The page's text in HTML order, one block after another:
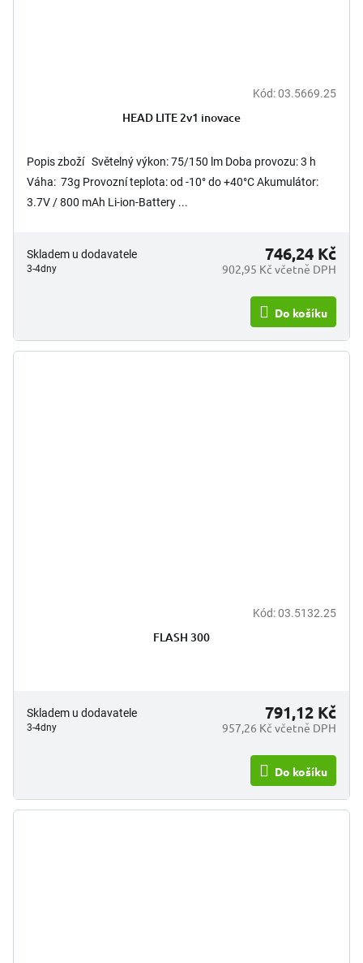
Kód:03.5669.25
HEAD LITE 2v1 inovace
Popis zboží Světelný výkon: 75/150 lm Doba provozu: 3 h
Váha: 73g Provozní teplota: od -10° do +40°C Akumulátor:
3.7V / 800 mAh Li-ion-Battery ...
Skladem u dodavatele
3-4dny 902,95 Kč včetně DPH
746,24 Kč
Do košíku
Kód:03.5132.25
FLASH 300
Skladem u dodavatele
3-4dny 957,26 Kč včetně DPH
791,12 Kč
Do košíku